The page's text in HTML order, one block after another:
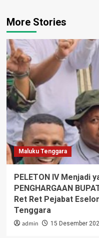
More Stories
Maluku Tenggara
PELETON IV Menjadi
PENGHARGAAN
Ret Ret Pejabat
Tenggara
admin 15 Desember